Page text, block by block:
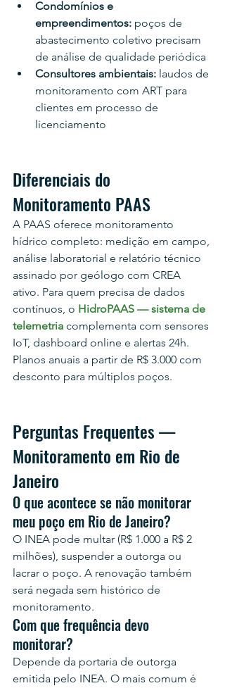
Condomínios e
empreendimentos: poços de
abastecimento coletivo precisam
de análise de qualidade periódica
Consultores ambientais: laudos de
monitoramento com ART para
clientes em processo de
licenciamento
Diferenciais do
Monitoramento PAAS
A PAAS oferece monitoramento
hídrico completo: medição em campo,
análise laboratorial e relatório técnico
assinado por geólogo com CREA
ativo. Para quem precisa de dados
contínuos, o HidroPAAS — sistema de
telemetria complementa com sensores
IoT, dashboard online e alertas 24h.
Planos anuais a partir de R$ 3.000 com
desconto para múltiplos poços.
Perguntas Frequentes —
Monitoramento em Rio de
Janeiro
O que acontece se não monitorar
meu poço em Rio de Janeiro?
O INEA pode multar (R$ 1.000 a R$ 2
milhões), suspender a outorga ou
lacrar o poço. A renovação também
será negada sem histórico de
monitoramento.
Com que frequência devo
monitorar?
Depende da portaria de outorga
emitida pelo INEA. O mais comum é